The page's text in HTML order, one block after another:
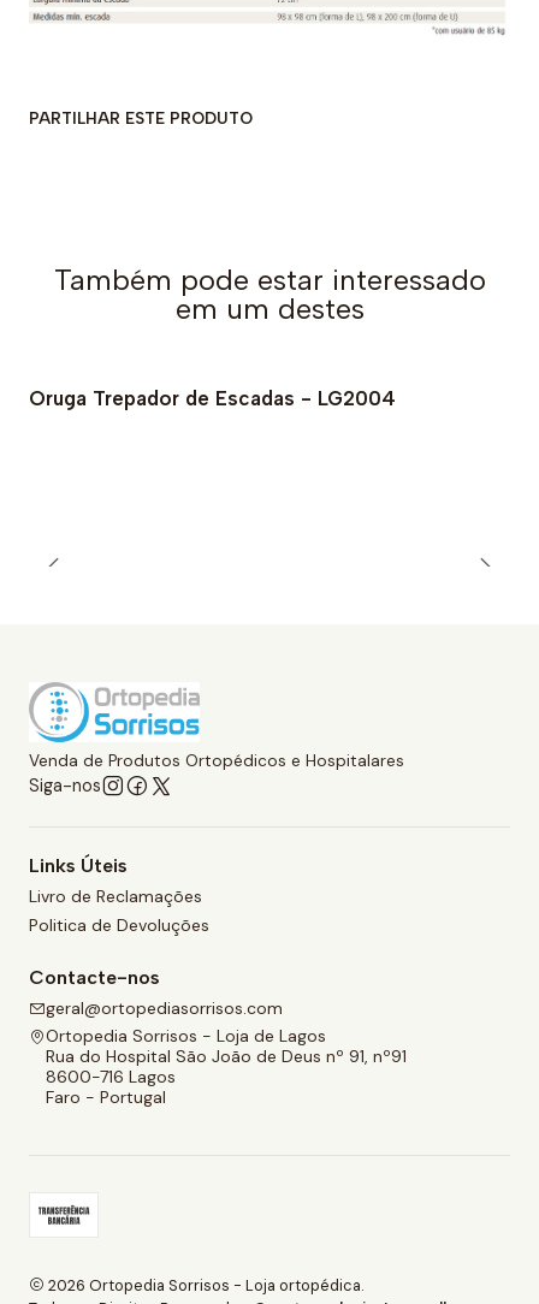
PARTILHAR ESTE PRODUTO
Também pode estar interessado
em um destes
Oruga Trepador de Escadas - LG2004
Venda de Produtos Ortopédicos e Hospitalares
Siga-nos
Links Úteis
Livro de Reclamações
Politica de Devoluções
Contacte-nos
geral@ortopediasorrisos.com
Ortopedia Sorrisos - Loja de Lagos
Rua do Hospital São João de Deus nº 91, nº91
8600-716 Lagos
Faro - Portugal
2026 Ortopedia Sorrisos - Loja ortopédica.